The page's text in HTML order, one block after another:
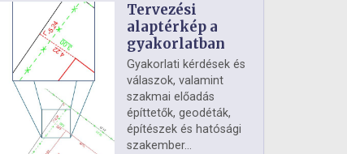
Tervezési
alaptérkép a
gyakorlatban
Gyakorlati kérdések és
válaszok, valamint
szakmai előadás
építtetők, geodéták,
építészek és hatósági
szakember...